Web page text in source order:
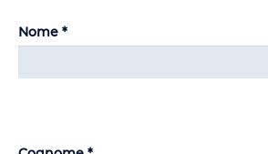
Nome *